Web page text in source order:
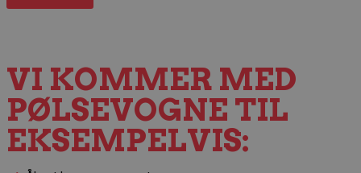
VI KOMMER MED
PØLSEVOGNE TIL
EKSEMPELVIS: